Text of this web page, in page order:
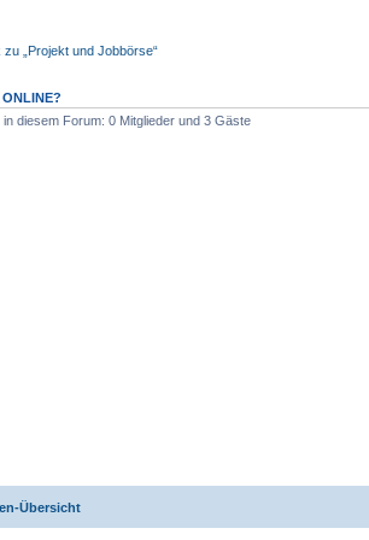
„Projekt und Jobbörse“
ONLINE?
in diesem Forum: 0 Mitglieder und 3 Gäste
Übersicht